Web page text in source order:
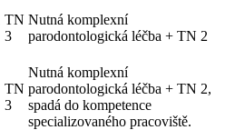
TN
3
Nutná komplexní
parodontologická léčba + TN 2
TN
3
Nutná komplexní
parodontologická léčba + TN 2,
spadá do kompetence
specializovaného pracoviště.